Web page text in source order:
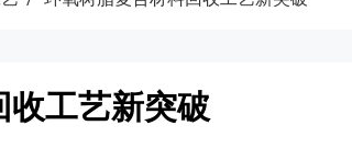
工艺新突破